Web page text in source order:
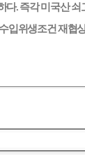
다.즉각 미국산 쇠
입위생조건 재협